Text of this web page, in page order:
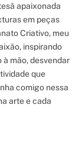
apaixonada
em peças
Criativo, meu
inspirando
mão, desvendar
que
comigo nessa
arte e cada